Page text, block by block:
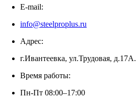
E-mail:
info@steelproplus.ru
Адрес:
г.Ивантеевка, ул.Трудовая, д.17А.
Время работы:
Пн-Пт 08:00–17:00